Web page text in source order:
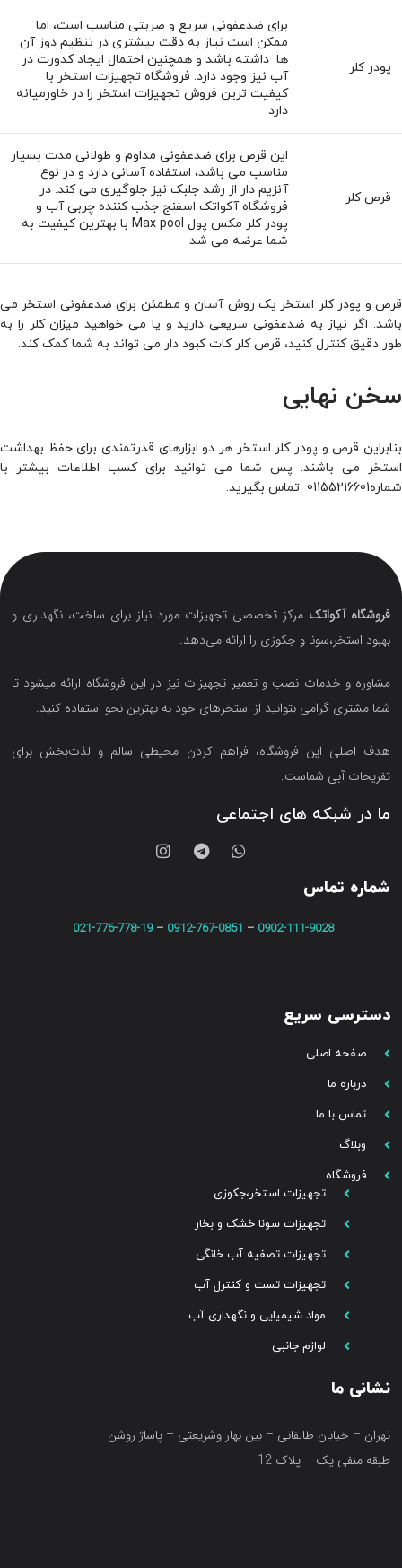
پودر کلر
برای ضدعفونی سریع و ضربتی مناسب است، اما
ممکن است نیاز به دقت بیشتری در تنظیم دوز آن
ها داشته باشد و همچنین احتمال ایجاد کدورت در
آب نیز وجود دارد. فروشگاه تجهیزات استخر با
کیفیت ترین فروش تجهیزات استخر را در خاورمیانه
دارد.
قرص کلر
این قرص برای ضدعفونی مداوم و طولانی ‌مدت بسیار
مناسب می باشد، استفاده آسانی دارد و در نوع
آنزیم‌ دار از رشد جلبک نیز جلوگیری می‌ کند. در
فروشگاه آکواتک اسفنج جذب کننده چربی آب و
پودر کلر مکس پول Max pool با بهترین کیفیت به
شما عرضه می شد.
قرص و پودر کلر استخر یک روش آسان و مطمئن برای ضدعفونی استخر می
باشد. اگر نیاز به ضدعفونی سریعی دارید و یا می ‌خواهید میزان کلر را به
طور دقیق کنترل کنید، قرص کلر کات کبود دار می تواند به شما کمک کند.
سخن نهایی
بنابراین قرص و پودر کلر استخر هر دو ابزارهای قدرتمندی برای حفظ بهداشت
استخر می باشند. پس شما می توانید برای کسب اطلاعات بیشتر با
شماره01155216601 تماس بگیرید.
فروشگاه آکواتک مرکز تخصصی تجهیزات مورد نیاز برای ساخت، نگهداری و
بهبود استخر،سونا و جکوزی را ارائه می‌دهد.
مشاوره و خدمات نصب و تعمیر تجهیزات نیز در این فروشگاه ارائه میشود تا
شما مشتری گرامی بتوانید از استخرهای خود به بهترین نحو استفاده کنید.
هدف اصلی این فروشگاه‌، فراهم کردن محیطی سالم و لذت‌بخش برای
تفریحات آبی شماست.
ما در شبکه های اجتماعی
شماره تماس
0902-111-9028
–
0912-767-0851
–
021-776-778-19
دسترسی سریع
صفحه اصلی
درباره ما
تماس با ما
وبلاگ
فروشگاه
تجهیزات استخر،جکوزی
تجهیزات سونا خشک و بخار
تجهیزات تصفیه آب خانگی
تجهیزات تست و کنترل آب
مواد شیمیایی و نگهداری آب
لوازم جانبی
نشانی ما
تهران – خیابان طالقانی – بین بهار وشریعتی – پاساژ روشن
طبقه منفی یک – پلاک 12